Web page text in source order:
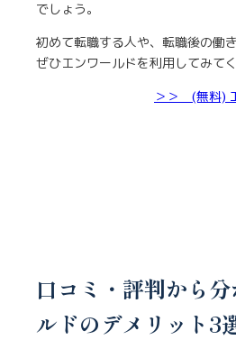
でしょう。
初めて転職する人や、転職後の働
ぜひエンワールドを利用してみてく
＞＞ (無料)
口コミ・評判から
ルドのデメリット3